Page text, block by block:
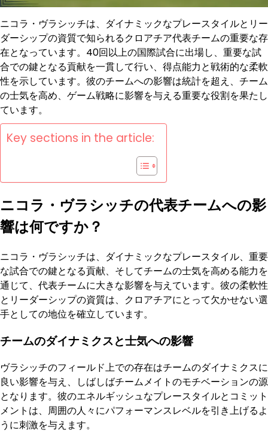
ニコラ・ヴラシッチは、ダイナミックなプレースタイルとリー
ダーシップの資質で知られるクロアチア代表チームの重要な存
在となっています。40回以上の国際試合に出場し、重要な試
合での鍵となる貢献を一貫して行い、得点能力と戦術的な柔軟
性を示しています。彼のチームへの影響は統計を超え、チーム
の士気を高め、ゲーム戦略に影響を与える重要な役割を果たし
ています。
Key sections in the article:
ニコラ・ヴラシッチの代表チームへの影
響は何ですか？
ニコラ・ヴラシッチは、ダイナミックなプレースタイル、重要
な試合での鍵となる貢献、そしてチームの士気を高める能力を
通じて、代表チームに大きな影響を与えています。彼の柔軟性
とリーダーシップの資質は、クロアチアにとって欠かせない選
手としての地位を確立しています。
チームのダイナミクスと士気への影響
ヴラシッチのフィールド上での存在はチームのダイナミクスに
良い影響を与え、しばしばチームメイトのモチベーションの源
となります。彼のエネルギッシュなプレースタイルとコミット
メントは、周囲の人々にパフォーマンスレベルを引き上げるよ
うに刺激を与えます。